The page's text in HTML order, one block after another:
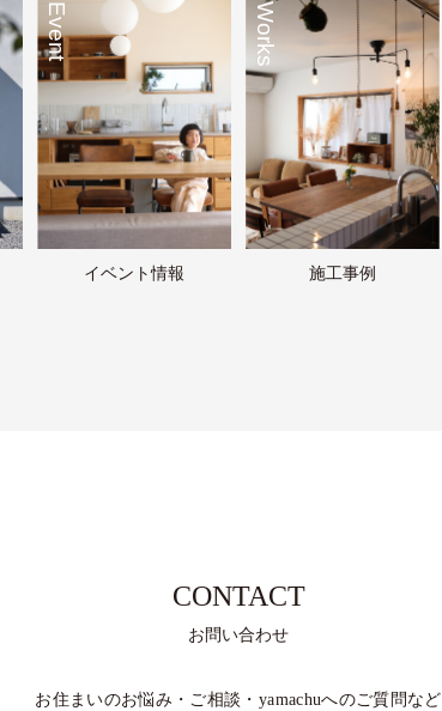
Event
イベント情報
Works
施工事例
CONTACT
お問い合わせ
お住まいのお悩み・ご相談・ yamachuへのご質問など